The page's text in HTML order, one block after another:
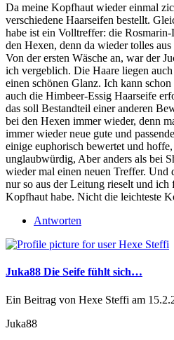
Da meine Kopfhaut wieder einmal
verschiedene Haarseifen bestellt.
habe ist ein Volltreffer: die
den Hexen, denn da wieder tolles
Von der ersten Wäsche an, war der
ich vergeblich. Die Haare liegen
einen schönen Glanz. Ich kann
auch die Himbeer-Essig Haarseife
das soll Bestandteil einer anderen
bei den Hexen immer wieder, denn
immer wieder neue gute und
einige euphorisch bewertet und
unglaubwürdig, Aber anders als bei
wieder mal einen neuen Treffer.
nur so aus der Leitung rieselt und
Kopfhaut habe. Nicht die leichteste
Antworten
Juka88 Die Seife fühlt sich…
Ein Beitrag von Hexe Steffi am
Juka88